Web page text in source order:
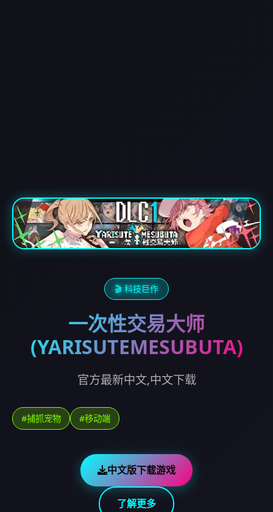
🎬 科技巨作
一次性交易大师
(YARISUTEMESUBUTA)
官方最新中文,中文下载
#捕抓宠物 #移动端
中文版下载游戏
了解更多